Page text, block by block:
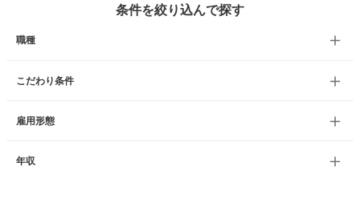
条件を絞り込んで探す
職種
こだわり条件
雇用形態
年収